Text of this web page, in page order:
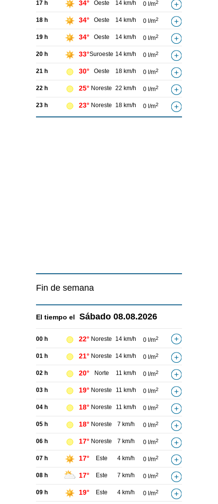
17 h 34° Oeste 14 km/h 0 l/m2
18 h 34° Oeste 14 km/h 0 l/m2
19 h 34° Oeste 14 km/h 0 l/m2
20 h 33°Suroeste 14 km/h 0 l/m2
21 h 30° Oeste 18 km/h 0 l/m2
22 h 25° Noreste 22 km/h 0 l/m2
23 h 23° Noreste 18 km/h 0 l/m2
Fin de semana
El tiempo el Sábado 08.08.2026
00 h 22° Noreste 14 km/h 0 l/m2
01 h 21° Noreste 14 km/h 0 l/m2
02 h 20° Norte 11 km/h 0 l/m2
03 h 19° Noreste 11 km/h 0 l/m2
04 h 18° Noreste 11 km/h 0 l/m2
05 h 18° Noreste 7 km/h 0 l/m2
06 h 17° Noreste 7 km/h 0 l/m2
07 h 17° Este 4 km/h 0 l/m2
08 h 17° Este 7 km/h 0 l/m2
09 h 19° Este 4 km/h 0 l/m2